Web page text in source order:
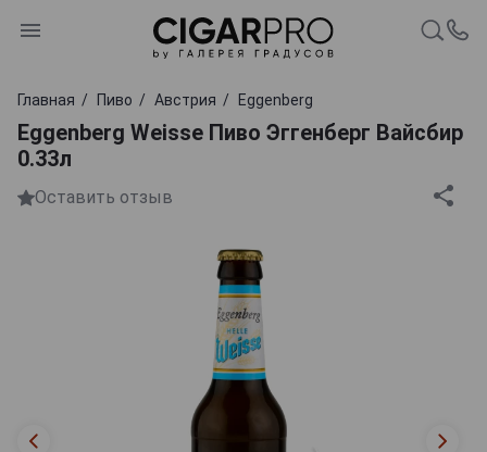
Главная Пиво Австрия Eggenberg
Eggenberg Weisse Пиво Эггенберг Вайсбир
0.33л
Оставить отзыв